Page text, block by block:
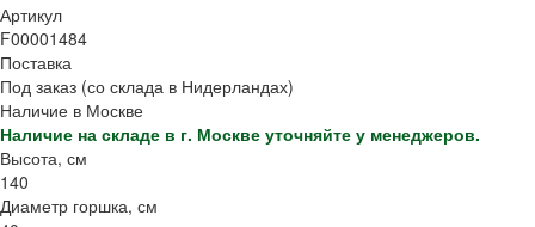
Артикул
F00001484
Поставка
Под заказ (со склада в Нидерландах)
Наличие в Москве
Наличие на складе в г. Москве уточняйте у менеджеров.
Высота, см
140
Диаметр горшка, см